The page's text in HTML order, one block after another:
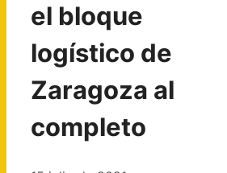
el bloque
logístico de
Zaragoza al
completo